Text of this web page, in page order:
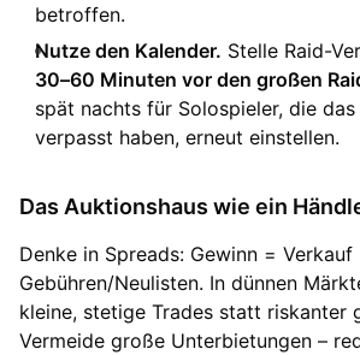
betroffen.
Nutze den Kalender. Stelle Raid-
30–60 Minuten vor den großen
spät nachts für Solospieler, die
verpasst haben, erneut einstellen.
Das Auktionshaus wie ein
Denke in Spreads: Gewinn =
Gebühren/Neulisten. In dünnen
kleine, stetige Trades statt riskanter
Vermeide große Unterbietungen –